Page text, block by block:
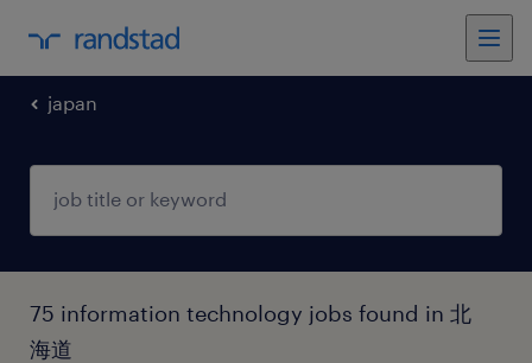
japan
75 information technology jobs found in 北
海道